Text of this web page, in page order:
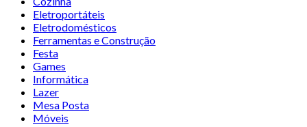
Eletroportáteis
Eletrodomésticos
Ferramentas e Construção
Festa
Games
Informática
Lazer
Mesa Posta
Móveis